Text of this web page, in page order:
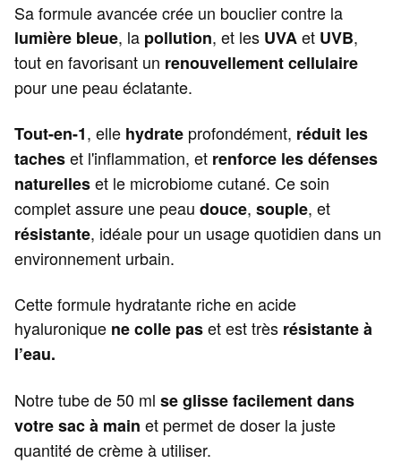
Sa formule avancée crée un bouclier contre la
lumière bleue, la pollution, et les UVAet UVB,
tout en favorisant un renouvellement cellulaire
pour une peau éclatante.
Tout-en-1, elle hydrate profondément, réduit les
tacheset l'inflammation, et renforce les défenses
naturelleset le microbiome cutané. Ce soin
complet assure une peau douce, souple, et
résistante, idéale pour un usage quotidien dans un
environnement urbain.
Cette formule hydratante riche en acide
hyaluronique ne colle paset est très résistante à
l’eau.
Notre tube de 50 ml se glisse facilement dans
votre sac à main et permet de doser la juste
quantité de crème à utiliser.